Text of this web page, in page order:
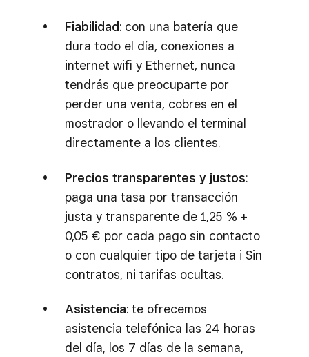
Fiabilidad: con una batería que
dura todo el día, conexiones a
internet wifi y Ethernet, nunca
tendrás que preocuparte por
perder una venta, cobres en el
mostrador o llevando el terminal
directamente a los clientes.
Precios transparentes y justos:
paga una tasa por transacción
justa y transparente de 1,25 % +
0,05 € por cada pago sin contacto
o con cualquier tipo de tarjeta i Sin
contratos, ni tarifas ocultas.
Asistencia: te ofrecemos
asistencia telefónica las 24 horas
del día, los 7 días de la semana,